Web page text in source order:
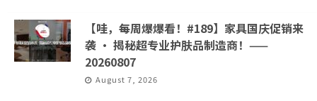
【哇，每周爆爆看！#189】家具国庆促销来
袭 · 揭秘超专业护肤品制造商！——
20260807
August 7, 2026